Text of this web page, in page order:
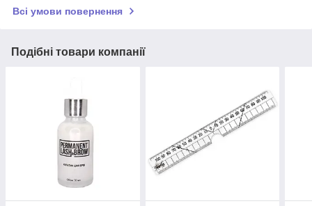
Всі умови повернення
Подібні товари компанії